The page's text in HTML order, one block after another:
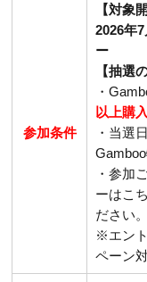
参加条件
【対象
2026年
ー
【抽選
・
以上購入
・当選
・参加
ーはこ
ださい。
※エン
ペーン